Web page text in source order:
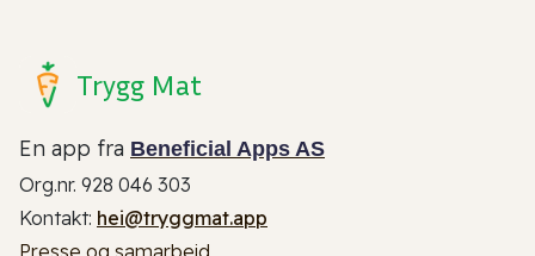
Trygg Mat
En app fra Beneficial Apps AS
Org.nr. 928 046 303
Kontakt: hei@tryggmat.app
Presse og samarbeid